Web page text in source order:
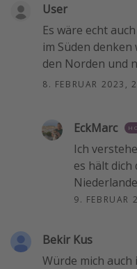
User
Es wäre echt
im Süden
den Norden und
8. FEBRUAR 2023,
EckMarc
Ich
es hält dich
9. FEBRUAR
Bekir Kus
Würde mich